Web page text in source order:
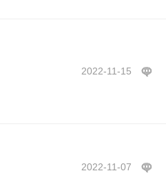
2022-11-15
2022-11-07